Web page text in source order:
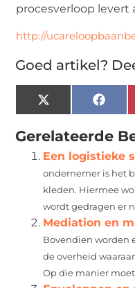
procesverloop levert
http://
Goed artikel?
X
(Twitter)
Gerelateerde
Een logistieke
ondernemer is het
kleden. Hiermee
wordt gedragen er
Mediation en
Bovendien worden
de overheid
Op die manier